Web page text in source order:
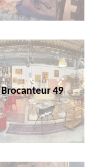
Brocanteur 49